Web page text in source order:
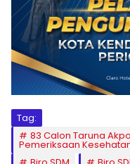
Tag:
83 Calon Taruna
Pemeriksaan